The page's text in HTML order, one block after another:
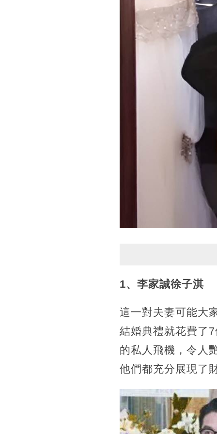
1、李家誠徐子淇
這一對夫妻可能大
結婚典禮就花費了
的私人飛機，令人
他們都充分展現了